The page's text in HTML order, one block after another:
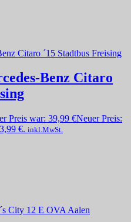
Benz Citaro
Preis war: 39,99 €Neuer Preis:
€. inkl.MwSt.